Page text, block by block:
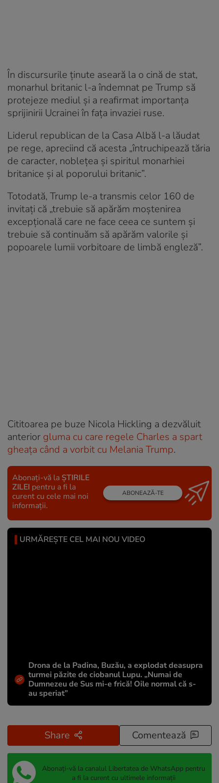
În discursurile ținute aseară la o cină de stat,
monarhul britanic l-a îndemnat pe Trump să
protejeze mediul și a reafirmat importanța
sprijinirii Ucrainei în fața invaziei ruse.
Liderul republican de la Casa Albă l-a lăudat
pe rege, apreciind că acesta „întruchipează tăria
de caracter, noblețea și spiritul monarhiei
britanice și al poporului britanic”.
Totodată, Trump le-a transmis celor 160 de
invitați că „trebuie să apărăm moștenirea
excepțională care ne face ceea ce suntem și
trebuie să continuăm să apărăm valorile și
popoarele lumii vorbitoare de limbă engleză”.
Cititoarea pe buze Nicola Hickling a dezvăluit
anterior gluma cu care regele Charles a spart
gheața când a vorbit cu Melania Trump.
Abonați-vă la ȘTIRILE
ZILEI pentru a fi la
curent cu cele mai noi
informații.
ABONEAZĂ-TE
URMĂREȘTE CEL MAI NOU VIDEO
Drona de la Padina, Buzău, a explodat deasupra
turmei păzite de ciobanul Lupu. „Numai de
Dumnezeu de Sus mi-e frică! Oile normal că s-
au speriat”
Share Comentează
Abonați-vă la canalul Libertatea de WhatsApp pentru
a fi la curent cu ultimele informații